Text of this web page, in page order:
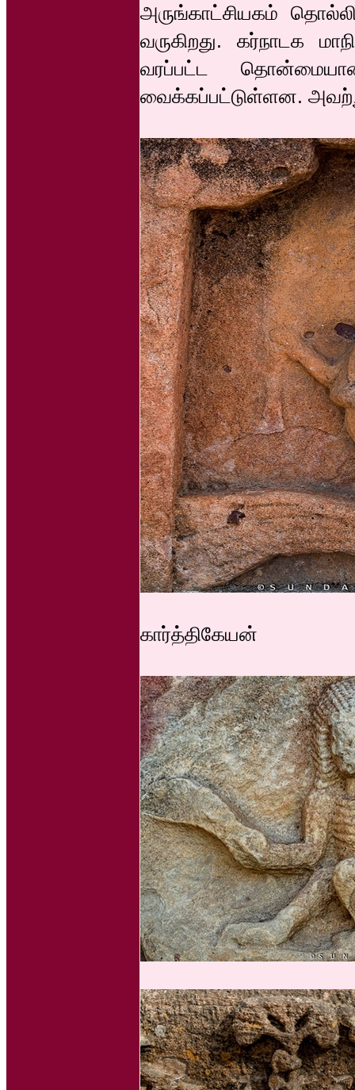
அருங்காட்சியகம்
வருகிறது. கர்நாடக
வரப்பட்ட
வைக்கப்பட்டுள்ளன.
கார்த்திகேயன்